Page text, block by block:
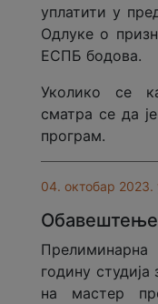
уплатити у
Одлуке о
ЕСПБ бодова.
Уколико се
сматра се да
програм.
04. октобар 2023.
Обавештење
годину
на мастер